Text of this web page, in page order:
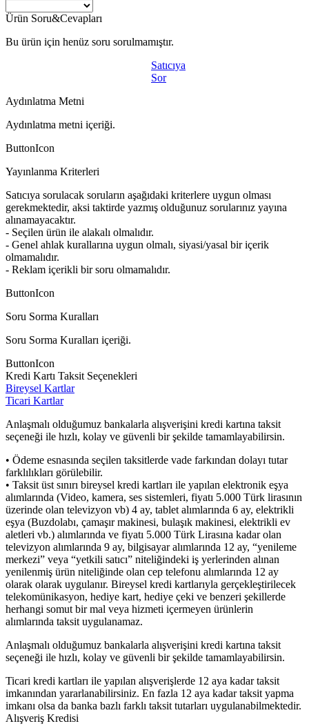
Ürün Soru&Cevapları
Bu ürün için henüz soru sorulmamıştır.
Satıcıya
Sor
Aydınlatma Metni
Aydınlatma metni içeriği.
ButtonIcon
Yayınlanma Kriterleri
Satıcıya sorulacak soruların aşağıdaki kriterlere uygun olması
gerekmektedir, aksi taktirde yazmış olduğunuz sorularınız yayına
alınamayacaktır.
- Seçilen ürün ile alakalı olmalıdır.
- Genel ahlak kurallarına uygun olmalı, siyasi/yasal bir içerik
olmamalıdır.
- Reklam içerikli bir soru olmamalıdır.
ButtonIcon
Soru Sorma Kuralları
Soru Sorma Kuralları içeriği.
ButtonIcon
Kredi Kartı Taksit Seçenekleri
Bireysel Kartlar
Ticari Kartlar
Anlaşmalı olduğumuz bankalarla alışverişini kredi kartına taksit
seçeneği ile hızlı, kolay ve güvenli bir şekilde tamamlayabilirsin.
• Ödeme esnasında seçilen taksitlerde vade farkından dolayı tutar
farklılıkları görülebilir.
• Taksit üst sınırı bireysel kredi kartları ile yapılan elektronik eşya
alımlarında (Video, kamera, ses sistemleri, fiyatı 5.000 Türk lirasının
üzerinde olan televizyon vb) 4 ay, tablet alımlarında 6 ay, elektrikli
eşya (Buzdolabı, çamaşır makinesi, bulaşık makinesi, elektrikli ev
aletleri vb.) alımlarında ve fiyatı 5.000 Türk Lirasına kadar olan
televizyon alımlarında 9 ay, bilgisayar alımlarında 12 ay, “yenileme
merkezi” veya “yetkili satıcı” niteliğindeki iş yerlerinden alınan
yenilenmiş ürün niteliğinde olan cep telefonu alımlarında 12 ay
olarak olarak uygulanır. Bireysel kredi kartlarıyla gerçekleştirilecek
telekomünikasyon, hediye kart, hediye çeki ve benzeri şekillerde
herhangi somut bir mal veya hizmeti içermeyen ürünlerin
alımlarında taksit uygulanamaz.
Anlaşmalı olduğumuz bankalarla alışverişini kredi kartına taksit
seçeneği ile hızlı, kolay ve güvenli bir şekilde tamamlayabilirsin.
Ticari kredi kartları ile yapılan alışverişlerde 12 aya kadar taksit
imkanından yararlanabilirsiniz. En fazla 12 aya kadar taksit yapma
imkanı olsa da banka bazlı farklı taksit tutarları uygulanabilmektedir.
Alışveriş Kredisi